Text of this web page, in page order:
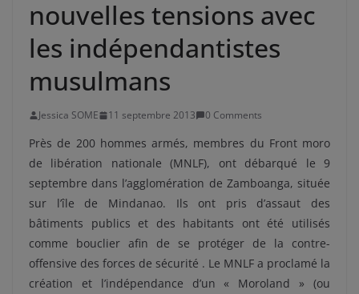
nouvelles tensions avec
les indépendantistes
musulmans
Jessica SOME 11 septembre 2013 0 Comments
Près de 200 hommes armés, membres du Front moro
de libération nationale (MNLF), ont débarqué le 9
septembre dans l’agglomération de Zamboanga, située
sur l’île de Mindanao. Ils ont pris d’assaut des
bâtiments publics et des habitants ont été utilisés
comme bouclier afin de se protéger de la contre-
offensive des forces de sécurité . Le MNLF a proclamé la
création et l’indépendance d’un « Moroland » (ou